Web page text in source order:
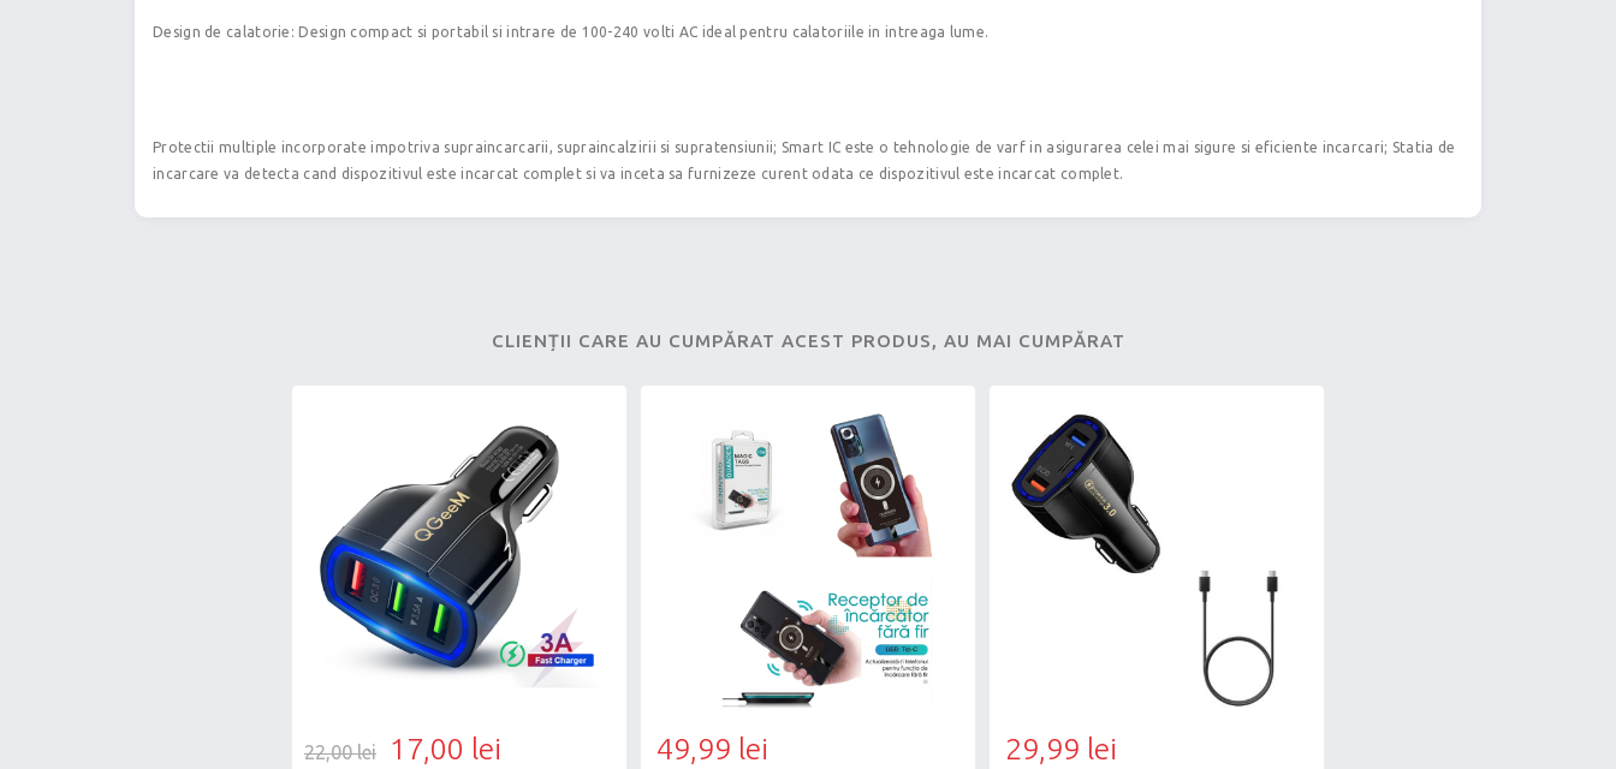
Design de calatorie: Design compact si portabil si intrare de 100-240 volti AC ideal pentru calatoriile in intreaga lume.
Protectii multiple incorporate impotriva supraincarcarii, supraincalzirii si supratensiunii; Smart IC este o tehnologie de varf in asigurarea celei mai sigure si eficiente incarcari; Statia de
incarcare va detecta cand dispozitivul este incarcat complet si va inceta sa furnizeze curent odata ce dispozitivul este incarcat complet.
CLIENȚII CARE AU CUMPĂRAT ACEST PRODUS, AU MAI CUMPĂRAT
22,00 lei 17,00 lei 49,99 lei 29,99 lei